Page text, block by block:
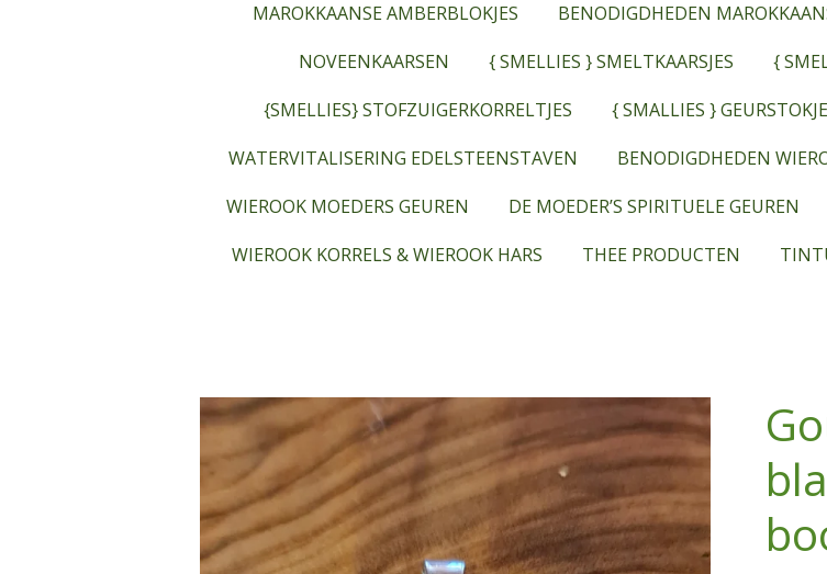
MAROKKAANSE AMBERBLOKJES
BENODIGDHEDEN
NOVEENKAARSEN
{ SMELLIES } SMELTKAARSJES
{
{SMELLIES} STOFZUIGERKORRELTJES
{ SMALLIES }
WATERVITALISERING EDELSTEENSTAVEN
BENODIGDHEDEN
WIEROOK MOEDERS GEUREN
DE MOEDER’S SPIRITUELE GEUREN
WIEROOK KORRELS & WIEROOK HARS
THEE PRODUCTEN